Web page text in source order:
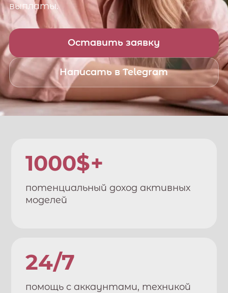
выплаты.
Оставить заявку
Написать в Telegram
1000$+
потенциальный доход активных
моделей
24/7
помощь с аккаунтами, техникой